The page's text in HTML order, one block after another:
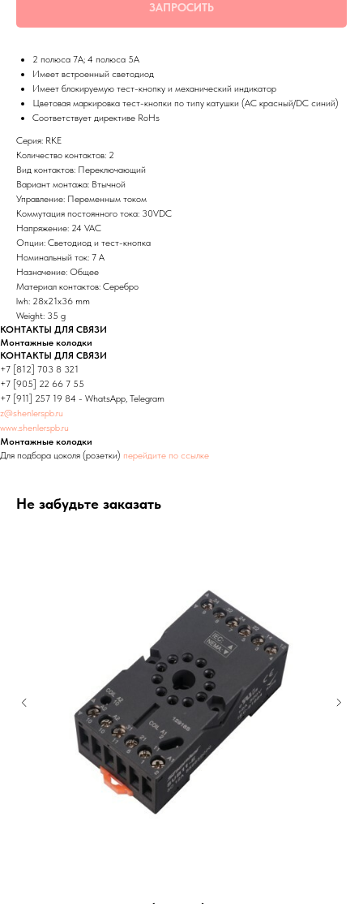
ЗАПРОСИТЬ
2 полюса 7A; 4 полюса 5А
Имеет встроенный светодиод
Имеет блокируемую тест-кнопку и механический индикатор
Цветовая маркировка тест-кнопки по типу катушки (AC красный/DC синий)
Соответствует директиве RoHs
Серия: RKE
Количество контактов: 2
Вид контактов: Переключающий
Вариант монтажа: Втычной
Управление: Переменным током
Коммутация постоянного тока: 30VDC
Напряжение: 24 VAC
Опции: Светодиод и тест-кнопка
Номинальный ток: 7 А
Назначение: Общее
Материал контактов: Серебро
lwh: 28x21x36 mm
Weight: 35 g
КОНТАКТЫ ДЛЯ СВЯЗИ
Монтажные колодки
КОНТАКТЫ ДЛЯ СВЯЗИ
+7 [812] 703 8 321
+7 [905] 22 66 7 55
+7 [911] 257 19 84 - WhatsApp, Telegram
z@shenlerspb.ru
www.shenlerspb.ru
Монтажные колодки
Для подбора цоколя (розетки) перейдите по ссылке
Не забудьте заказать